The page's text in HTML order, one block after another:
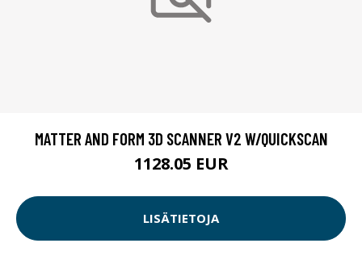
MATTER AND FORM 3D SCANNER V2 W/QUICKSCAN
1128.05 EUR
LISÄTIETOJA